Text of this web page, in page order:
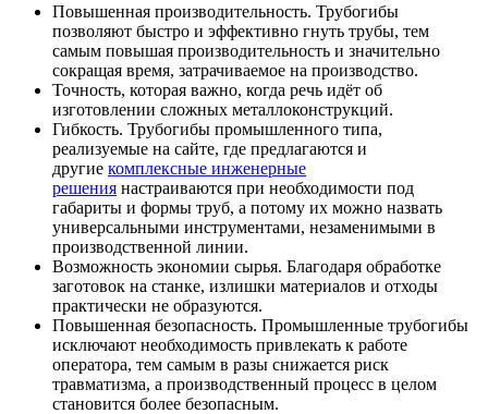
Повышенная производительность. Трубогибы
позволяют быстро и эффективно гнуть трубы, тем
самым повышая производительность и значительно
сокращая время, затрачиваемое на производство.
Точность, которая важно, когда речь идёт об
изготовлении сложных металлоконструкций.
Гибкость. Трубогибы промышленного типа,
реализуемые на сайте, где предлагаются и
другие комплексные инженерные
решения настраиваются при необходимости под
габариты и формы труб, а потому их можно назвать
универсальными инструментами, незаменимыми в
производственной линии.
Возможность экономии сырья. Благодаря обработке
заготовок на станке, излишки материалов и отходы
практически не образуются.
Повышенная безопасность. Промышленные трубогибы
исключают необходимость привлекать к работе
оператора, тем самым в разы снижается риск
травматизма, а производственный процесс в целом
становится более безопасным.